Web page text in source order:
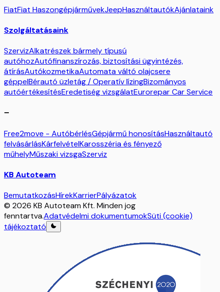
FiatFiat HaszongépjárművekJeepHasználtautókAjánlataink
Szolgáltatásaink
SzervizAlkatrészek bármely típusú
autóhozAutófinanszírozás, biztosítási ügyintézés,
átírásAutókozmetikaAutomata váltó olajcsere
géppelBérautó üzletág / Operatív lízingBizományos
autóértékesítésEredetiség vizsgálatEurorepar Car Service
–
Free2move - AutóbérlésGépjármű honosításHasználtautó
felvásárlásKárfelvételKarosszéria és fényező
műhelyMűszaki vizsgaSzerviz
KB Autoteam
BemutatkozásHírekKarrierPályázatok
© 2026 KB Autoteam Kft. Minden jog
fenntartva.Adatvédelmi dokumentumokSüti (cookie)
tájékoztató